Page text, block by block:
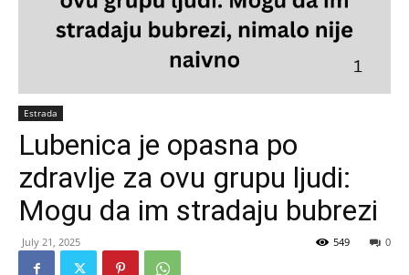
Estrada
Lubenica je opasna po
zdravlje za ovu grupu ljudi:
Mogu da im stradaju bubrezi
July 21, 2025 0
549